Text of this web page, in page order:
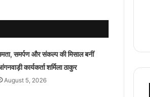
समर्पण और संकल्प की मिसाल बनीं
कार्यकर्ता शर्मिला ठाकुर
August 5, 2026